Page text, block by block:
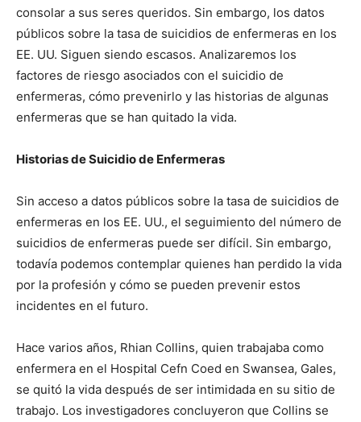
consolar a sus seres queridos. Sin embargo, los datos
públicos sobre la tasa de suicidios de enfermeras en los
EE. UU. Siguen siendo escasos. Analizaremos los
factores de riesgo asociados con el suicidio de
enfermeras, cómo prevenirlo y las historias de algunas
enfermeras que se han quitado la vida.
Historias de Suicidio de Enfermeras
Sin acceso a datos públicos sobre la tasa de suicidios de
enfermeras en los EE. UU., el seguimiento del número de
suicidios de enfermeras puede ser difícil. Sin embargo,
todavía podemos contemplar quienes han perdido la vida
por la profesión y cómo se pueden prevenir estos
incidentes en el futuro.
Hace varios años, Rhian Collins, quien trabajaba como
enfermera en el Hospital Cefn Coed en Swansea, Gales,
se quitó la vida después de ser intimidada en su sitio de
trabajo. Los investigadores concluyeron que Collins se